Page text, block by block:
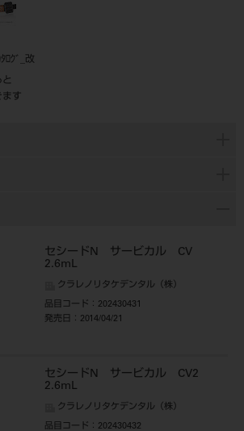
ﾛｸﾞ_改
ます
セシードN サービカル CV
2.6mL
クラレノリタケデンタル（株）
品目コード ：202430431
発売日
：2014/04/21
セシードN サービカル CV2
2.6mL
クラレノリタケデンタル（株）
品目コード ：202430432